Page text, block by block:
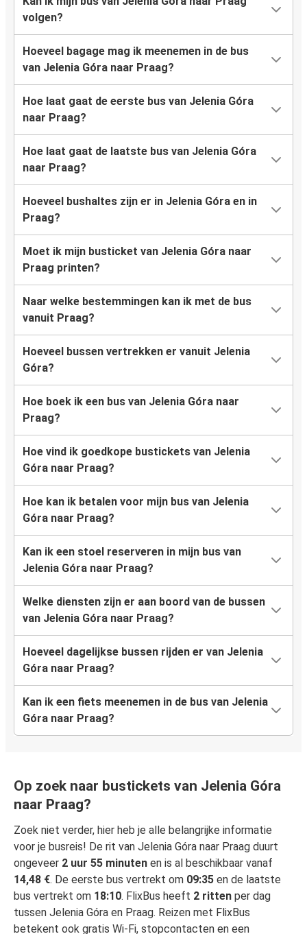
volgen?
Hoeveel bagage mag ik meenemen in de bus
van Jelenia Góra naar Praag?
Hoe laat gaat de eerste bus van Jelenia Góra
naar Praag?
Hoe laat gaat de laatste bus van Jelenia Góra
naar Praag?
Hoeveel bushaltes zijn er in Jelenia Góra en in
Praag?
Moet ik mijn busticket van Jelenia Góra naar
Praag printen?
Naar welke bestemmingen kan ik met de bus
vanuit Praag?
Hoeveel bussen vertrekken er vanuit Jelenia
Góra?
Hoe boek ik een bus van Jelenia Góra naar
Praag?
Hoe vind ik goedkope bustickets van Jelenia
Góra naar Praag?
Hoe kan ik betalen voor mijn bus van Jelenia
Góra naar Praag?
Kan ik een stoel reserveren in mijn bus van
Jelenia Góra naar Praag?
Welke diensten zijn er aan boord van de bussen
van Jelenia Góra naar Praag?
Hoeveel dagelijkse bussen rijden er van Jelenia
Góra naar Praag?
Kan ik een fiets meenemen in de bus van Jelenia
Góra naar Praag?
Op zoek naar bustickets van Jelenia Góra
naar Praag?
Zoek niet verder, hier heb je alle belangrijke informatie
voor je busreis! De rit van Jelenia Góra naar Praag duurt
ongeveer 2 uur 55 minuten en is al beschikbaar vanaf
14,48 €. De eerste bus vertrekt om 09:35 en de laatste
bus vertrekt om 18:10. FlixBus heeft 2 ritten per dag
tussen Jelenia Góra en Praag. Reizen met FlixBus
betekent ook gratis Wi-Fi, stopcontacten en een